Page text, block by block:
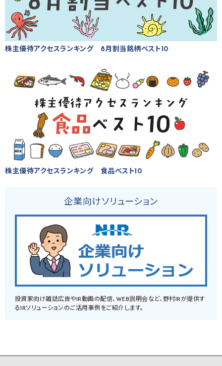
株主優待アクセスランキング 8月割当銘柄ベスト10
株主優待アクセスランキング 食品ベスト10
企業向けソリューション
投資家向け雑誌広告やIR動画の配信、WEB説明会など、野村IRが提供す
るIRソリューションのご活用事例をご紹介します。